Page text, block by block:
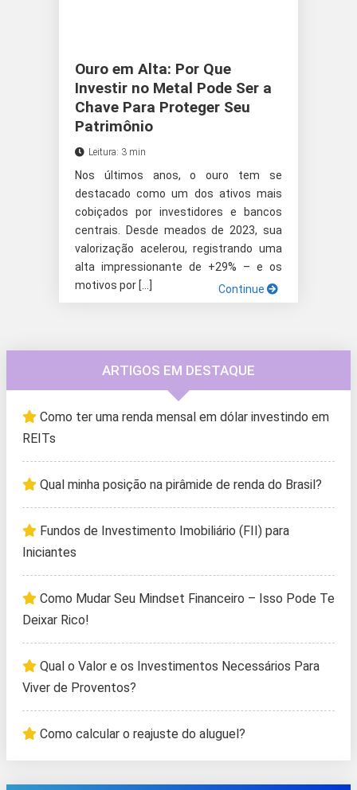
Ouro em Alta: Por Que
Investir no Metal Pode Ser a
Chave Para Proteger Seu
Patrimônio
Leitura: 3 min
Nos últimos anos, o ouro tem se
destacado como um dos ativos mais
cobiçados por investidores e bancos
centrais. Desde meados de 2023, sua
valorização acelerou, registrando uma
alta impressionante de +29% – e os
motivos por […]
Continue
ARTIGOS EM DESTAQUE
Como ter uma renda mensal em dólar investindo em
REITs
Qual minha posição na pirâmide de renda do Brasil?
Fundos de Investimento Imobiliário (FII) para
Iniciantes
Como Mudar Seu Mindset Financeiro – Isso Pode Te
Deixar Rico!
Qual o Valor e os Investimentos Necessários Para
Viver de Proventos?
Como calcular o reajuste do aluguel?